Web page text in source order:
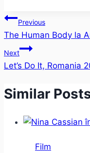
Post
navigation
Previous
The Human Body la
Next
Let’s Do It, Romania
Similar
Film